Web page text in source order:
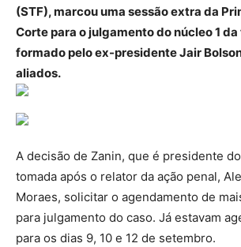
(STF), marcou uma sessão extra da
Corte para o julgamento do núcleo 1
formado pelo ex-presidente Jair
aliados.
A decisão de Zanin, que é presidente
tomada após o relator da ação penal,
Moraes, solicitar o agendamento de
para julgamento do caso. Já estavam
para os dias 9, 10 e 12 de setembro.